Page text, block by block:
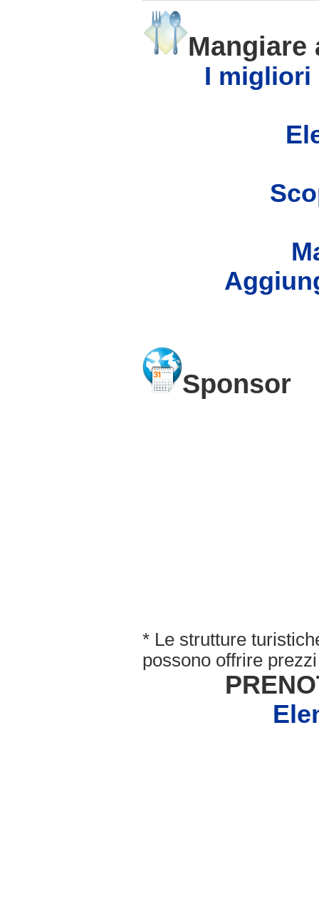
Mangiare
I migliori
Sponsor
* Le strutture
possono offrire